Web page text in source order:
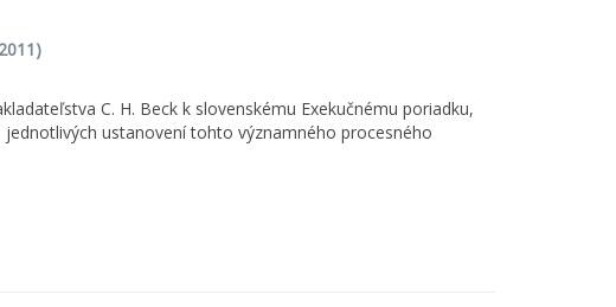
C. H. Beck k slovenskému Exekučnému poriadku,
ustanovení tohto významného procesného